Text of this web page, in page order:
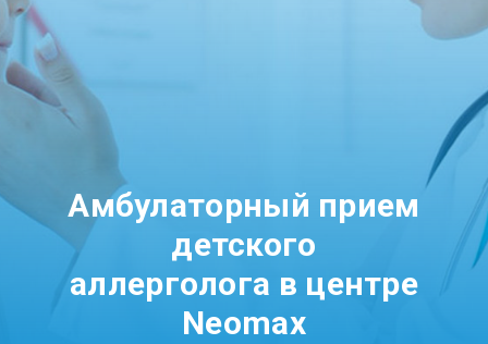
Амбулаторный прием
детского
аллерголога в центре
Neomax